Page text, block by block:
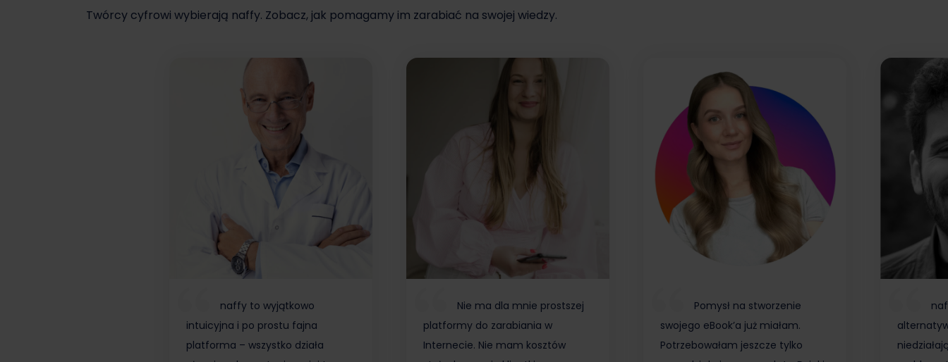
Twórcy cyfrowi wybierają naffy. Zobacz, jak pomagamy im zarabiać na swojej wiedzy.
naffy to wyjątkowo
intuicyjna i po prostu fajna
platforma – wszystko działa
Nie ma dla mnie prostszej
platformy do zarabiania w
Internecie. Nie mam kosztów
Pomysł na stworzenie
swojego eBook’a już miałam.
Potrzebowałam jeszcze tylko